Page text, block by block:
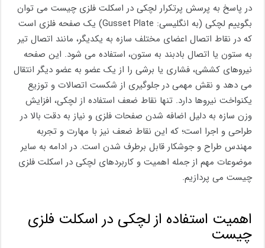
در پاسخ به پرسش پرتکرار لچکی در اسکلت فلزی چیست می توان
بگوییم لچکی (به انگلیسی: Gusset Plate) یک صفحه فلزی است
که در نقاط اتصال اعضای مختلف سازه به یکدیگر، مانند اتصال تیر
به ستون یا اتصال بادبند به ستون، استفاده می‌ شود. این صفحه
نیروهای کششی، فشاری یا برشی را از یک عضو به عضو دیگر انتقال
می ‌دهد و نقش مهمی در جلوگیری از شکست اتصالات و توزیع
یکنواخت نیروها دارد. تنها نقاط ضعف استفاده از لچکی، افزایش
وزن سازه به دلیل اضافه شدن صفحات فلزی و نیاز به دقت بالا در
طراحی و اجرا است؛ که این نقاط ضعف نیز با مهارت و تجربه
مهندس طراح و جوشکار قابل برطرف شدن است. در ادامه به سایر
موضوعات مهم از جمله اهمیت و کاربردهای لچکی در اسکلت فلزی
چیست می پردازیم.
اهمیت استفاده از لچکی در اسکلت فلزی
چیست